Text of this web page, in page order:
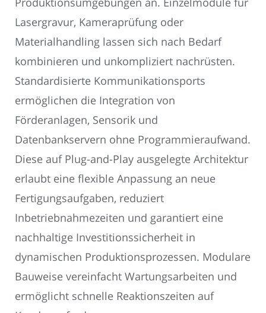
Lasergravur, Kameraprüfung oder
Materialhandling lassen sich nach Bedarf
kombinieren und unkompliziert nachrüsten.
Standardisierte Kommunikationsports
ermöglichen die Integration von
Förderanlagen, Sensorik und
Datenbankservern ohne Programmieraufwand.
Diese auf Plug-and-Play ausgelegte Architektur
erlaubt eine flexible Anpassung an neue
Fertigungsaufgaben, reduziert
Inbetriebnahmezeiten und garantiert eine
nachhaltige Investitionssicherheit in
dynamischen Produktionsprozessen. Modulare
Bauweise vereinfacht Wartungsarbeiten und
ermöglicht schnelle Reaktionszeiten auf